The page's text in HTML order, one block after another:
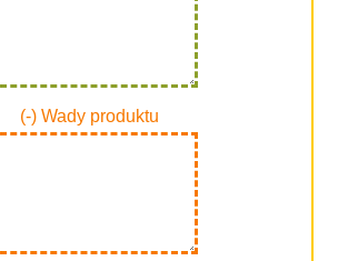
(-) Wady produktu